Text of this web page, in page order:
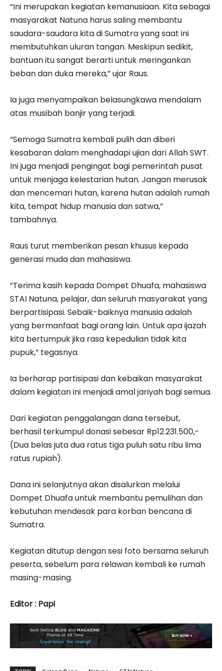
“Ini merupakan kegiatan kemanusiaan. Kita sebagai
masyarakat Natuna harus saling membantu
saudara-saudara kita di Sumatra yang saat ini
membutuhkan uluran tangan. Meskipun sedikit,
bantuan itu sangat berarti untuk meringankan
beban dan duka mereka,” ujar Raus.
Ia juga menyampaikan belasungkawa mendalam
atas musibah banjir yang terjadi.
“Semoga Sumatra kembali pulih dan diberi
kesabaran dalam menghadapi ujian dari Allah SWT.
Ini juga menjadi pengingat bagi pemerintah pusat
untuk menjaga kelestarian hutan. Jangan merusak
dan mencemari hutan, karena hutan adalah rumah
kita, tempat hidup manusia dan satwa,”
tambahnya.
Raus turut memberikan pesan khusus kepada
generasi muda dan mahasiswa.
“Terima kasih kepada Dompet Dhuafa, mahasiswa
STAI Natuna, pelajar, dan seluruh masyarakat yang
berpartisipasi. Sebaik-baiknya manusia adalah
yang bermanfaat bagi orang lain. Untuk apa ijazah
kita bertumpuk jika rasa kepedulian tidak kita
pupuk,” tegasnya.
Ia berharap partisipasi dan kebaikan masyarakat
dalam kegiatan ini menjadi amal jariyah bagi semua.
Dari kegiatan penggalangan dana tersebut,
berhasil terkumpul donasi sebesar Rp12.231.500,-
(Dua belas juta dua ratus tiga puluh satu ribu lima
ratus rupiah).
Dana ini selanjutnya akan disalurkan melalui
Dompet Dhuafa untuk membantu pemulihan dan
kebutuhan mendesak para korban bencana di
Sumatra.
Kegiatan ditutup dengan sesi foto bersama seluruh
peserta, sebelum para relawan kembali ke rumah
masing-masing.
Editor : Papi